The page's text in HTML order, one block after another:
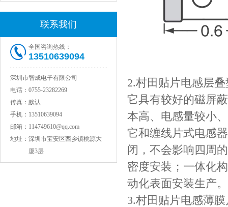
COG高压贴片电容1812 3KV 470PF 5%精度
联系我们
全国咨询热线：
13510639094
深圳市智成电子有限公司
电话： 0755-23282269
传真： 默认
手机： 13510639094
邮箱： 114749610@qq.com
地址： 深圳市宝安区西乡镇桃源大
厦3层
2.村田贴片电感层叠
它具有较好的磁屏
本高、电感量较小
它和缠线片式电感
闭，不会影响四周
密度安装；一体化
动化表面安装生产。
3.村田贴片电感薄